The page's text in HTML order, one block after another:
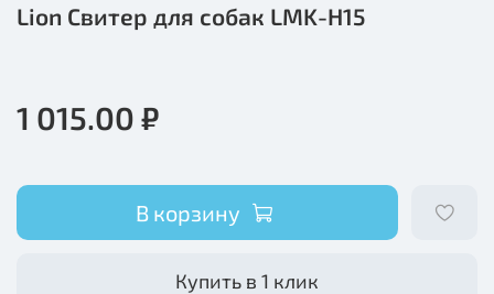
Lion Свитер для собак LMK-H15
1 015.00 ₽
В корзину
Купить в 1 клик